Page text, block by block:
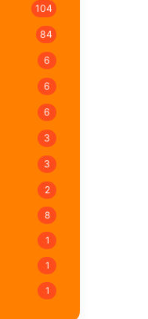
104
84
6
6
6
3
3
2
8
1
1
1